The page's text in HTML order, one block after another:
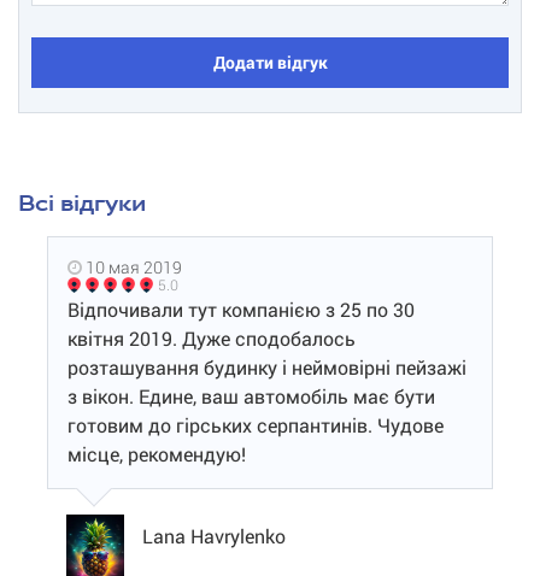
Додати відгук
Всі відгуки
10 мая 2019
5.0
Відпочивали тут компанією з 25 по 30
квітня 2019. Дуже сподобалось
розташування будинку і неймовірні пейзажі
з вікон. Едине, ваш автомобіль має бути
готовим до гірських серпантинів. Чудове
місце, рекомендую!
Lana Havrylenko